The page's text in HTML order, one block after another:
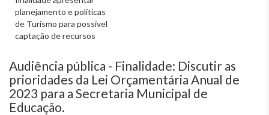
planejamento e políticas
de Turismo para possível
captação de recursos
Audiência pública - Finalidade: Discutir as
prioridades da Lei Orçamentária Anual de
2023 para a Secretaria Municipal de
Educação.